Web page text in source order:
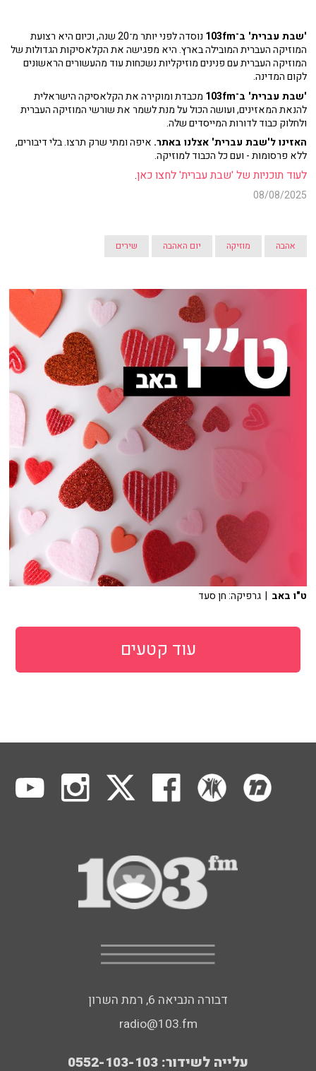
'שבת עברית' ב־103fm
נוסדה לפני יותר מ־20 שנה, וכיום היא רצועת
המוזיקה העברית המובילה בארץ. היא מפגישה את הקלאסיקות הגדולות של
המוזיקה העברית עם פנינים מוזיקליות נשכחות עוד מהעשורים הראשונים
לקום המדינה.
'שבת עברית' ב־103fm
מכבדת ומוקירה את הקלאסיקה הישראלית
להנאת המאזינים, ועושה הכול על מנת לשמר את שורשי המוזיקה העברית
ולחלוק כבוד לדורות המייסדים שלה.
האזינו ל'שבת עברית' אצלנו באתר. איפה ומתי שרק תרצו. בלי דיבורים,
ללא פרסומות - ועם כל הכבוד למוזיקה.
לעוד תוכניות של 'שבת עברית' לחצו כאן.
08/08/2025
אהבה מוזיקה יום האהבה שירים
ט"ו באב | גרפיקה: חן סעד
עוד קטעים
דבורה הנביאה 6, רמת השרון
radio@103.fm
עלייה לשידור: 0552-103-103